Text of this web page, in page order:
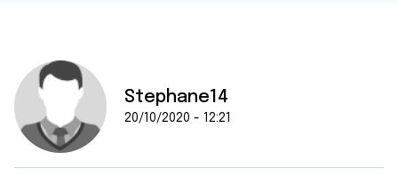
Stephane14
20/10/2020 - 12:21